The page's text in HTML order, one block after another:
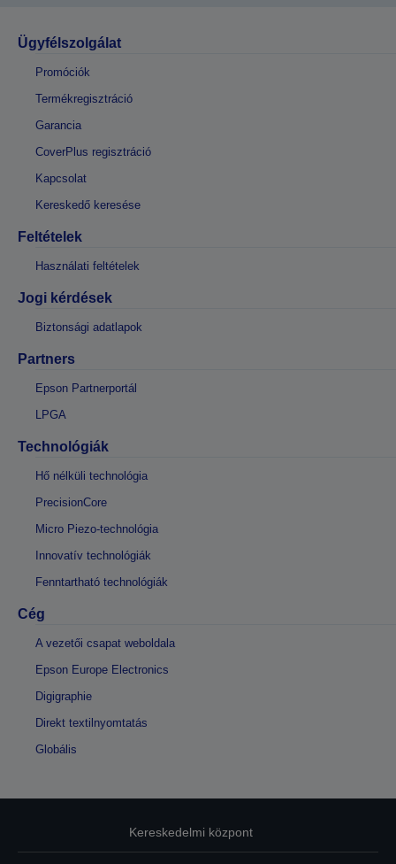
Ügyfélszolgálat
Promóciók
Termékregisztráció
Garancia
CoverPlus regisztráció
Kapcsolat
Kereskedő keresése
Feltételek
Használati feltételek
Jogi kérdések
Biztonsági adatlapok
Partners
Epson Partnerportál
LPGA
Technológiák
Hő nélküli technológia
PrecisionCore
Micro Piezo-technológia
Innovatív technológiák
Fenntartható technológiák
Cég
A vezetői csapat weboldala
Epson Europe Electronics
Digigraphie
Direkt textilnyomtatás
Globális
Kereskedelmi központ